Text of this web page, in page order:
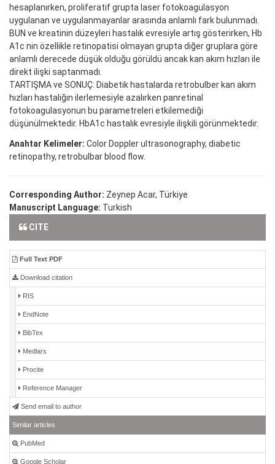
hesaplanırken, proliferatif grupta laser fotokoagulasyon
uygulanan ve uygulanmayanlar arasında anlamlı fark bulunmadı.
BUN ve kreatinin düzeyleri hastalık evresiyle artış gösterirken, Hb
A1c nin özellikle retinopatisi olmayan grupta diğer gruplara göre
anlamlı derecede düşük olduğu görüldü ancak kan akım hızları ile
direkt ilişki saptanmadı.
TARTIŞMA ve SONUÇ: Diabetik hastalarda retrobulber kan akım
hızları hastalığın ilerlemesiyle azalırken panretinal
fotokoagulasyonun bu parametreleri etkilemediği
düşünülmektedir. HbA1c hastalık evresiyle ilişkili görünmektedir.
Anahtar Kelimeler: Color Doppler ultrasonography, diabetic
retinopathy, retrobulbar blood flow.
Corresponding Author: Zeynep Acar, Türkiye
Manuscript Language: Turkish
CITE
Full Text PDF
Download citation
RIS
EndNote
BibTex
Medlars
Procite
Reference Manager
Send email to author
Similar articles
PubMed
Google Scholar